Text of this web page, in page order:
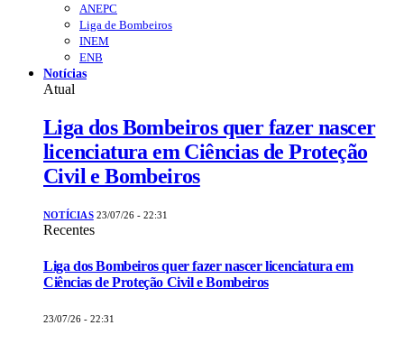
ANEPC
Liga de Bombeiros
INEM
ENB
Notícias
Atual
Liga dos Bombeiros quer fazer nascer
licenciatura em Ciências de Proteção
Civil e Bombeiros
NOTÍCIAS 23/07/26 - 22:31
Recentes
Liga dos Bombeiros quer fazer nascer licenciatura em
Ciências de Proteção Civil e Bombeiros
23/07/26 - 22:31